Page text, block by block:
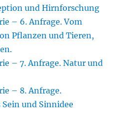
und Hirnforschung
– 6. Anfrage. Vom
Pflanzen und Tieren,
– 7. Anfrage. Natur und
– 8. Anfrage.
und Sinnidee